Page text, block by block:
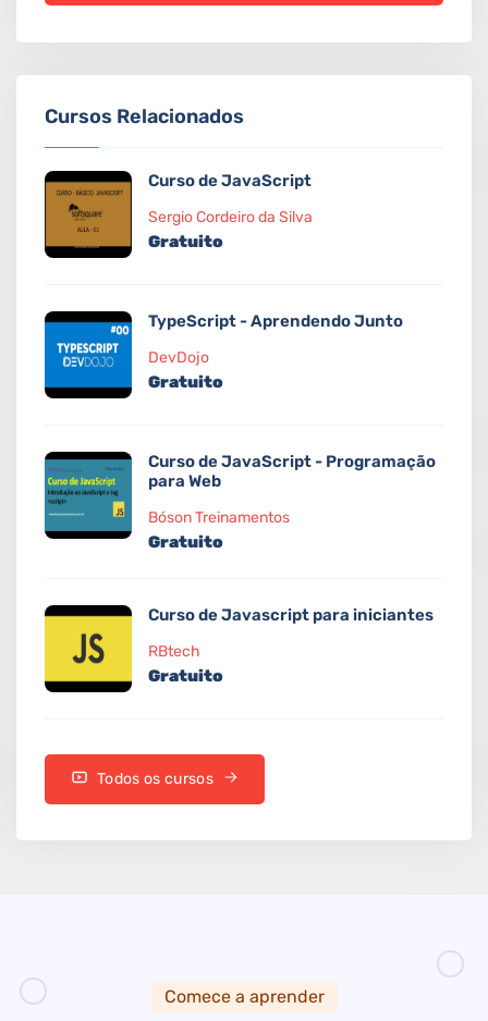
Cursos Relacionados
Curso de JavaScript
Sergio Cordeiro da Silva
Gratuito
TypeScript - Aprendendo Junto
DevDojo
Gratuito
Curso de JavaScript - Programação
para Web
Bóson Treinamentos
Gratuito
Curso de Javascript para iniciantes
RBtech
Gratuito
Todos os cursos
Comece a aprender